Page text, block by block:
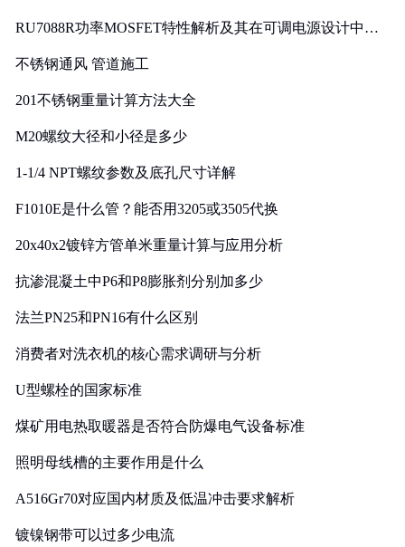
RU7088R功率MOSFET特性解析及其在可调电源设计中的
不锈钢通风 管道施工
201不锈钢重量计算方法大全
M20螺纹大径和小径是多少
1-1/4 NPT螺纹参数及底孔尺寸详解
F1010E是什么管？能否用3205或3505代换
20x40x2镀锌方管单米重量计算与应用分析
抗渗混凝土中P6和P8膨胀剂分别加多少
法兰PN25和PN16有什么区别
消费者对洗衣机的核心需求调研与分析
U型螺栓的国家标准
煤矿用电热取暖器是否符合防爆电气设备标准
照明母线槽的主要作用是什么
A516Gr70对应国内材质及低温冲击要求解析
镀镍钢带可以过多少电流